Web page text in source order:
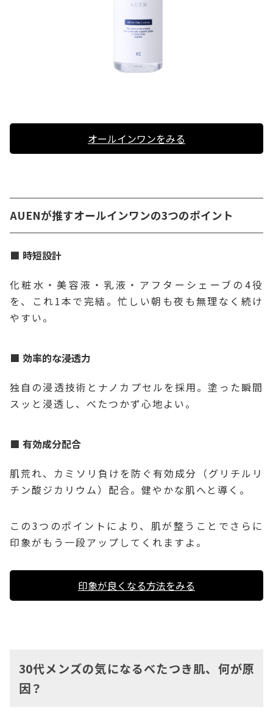
オールインワンをみる
AUENが推すオールインワンの3つのポイント
時短設計
化粧水・美容液・乳液・アフターシェーブの4役
を、これ1本で完結。忙しい朝も夜も無理なく続け
やすい。
効率的な浸透力
独自の浸透技術とナノカプセルを採用。塗った瞬間
スッと浸透し、べたつかず心地よい。
有効成分配合
肌荒れ、カミソリ負けを防ぐ有効成分（グリチルリ
チン酸ジカリウム）配合。健やかな肌へと導く。
この3つのポイントにより、肌が整うことでさらに
印象がもう一段アップしてくれますよ。
印象が良くなる方法をみる
30代メンズの気になるべたつき肌、何が原
因？